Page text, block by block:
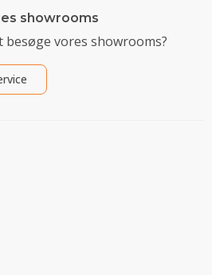
showrooms
vores showrooms?